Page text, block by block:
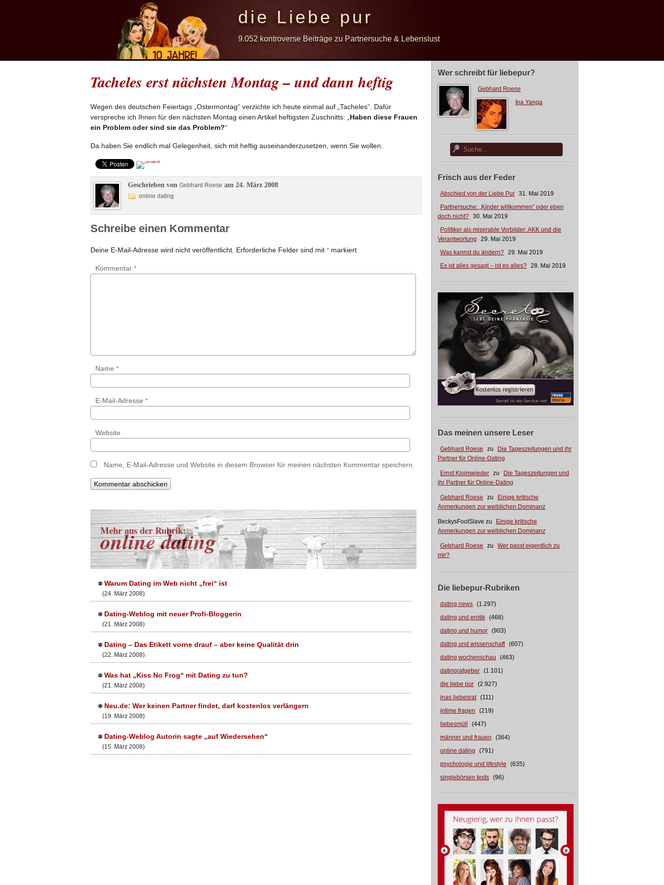
die Liebe pur
9.052 kontroverse Beiträge zu Partnersuche & Lebenslust
Wer schreibt für liebepur?
Gebhard Roese
Ina Yanga
Frisch aus der Feder
Abschied von der Liebe Pur 31. Mai 2019
Partnersuche: „Kinder willkommen“ oder eben
doch nicht? 30. Mai 2019
Politiker als miserable Vorbilder: AKK und die
Verantwortung
29. Mai 2019
Was kannst du ändern? 29. Mai 2019
Es ist alles gesagt – ist es alles? 28. Mai 2019
Das meinen unsere Leser
Gebhard Roese zu
Die Tageszeitungen und ihr
Partner für Online-Dating
Ernst Kloimwieder zu
Die Tageszeitungen und
ihr Partner für Online-Dating
Gebhard Roese zu
Einige kritische
Anmerkungen zur weiblichen Dominanz
BeckysFootSlave zu
Einige kritische
Anmerkungen zur weiblichen Dominanz
Gebhard Roese zu
Wer passt eigentlich zu
mir?
Die liebepur-Rubriken
dating news (1.297)
dating und erotik (468)
dating und humor (903)
dating und wissenschaft (607)
dating wochenschau
(463)
datingratgeber (1.101)
die liebe pur (2.927)
inas liebesrat (111)
intime fragen
(219)
liebesmüll
(447)
männer und frauen
(364)
online dating
(791)
psychologie und lifestyle
(635)
singlebörsen tests (96)
Tacheles erst nächsten Montag – und dann heftig
Wegen des deutschen Feiertags „Ostermontag“ verzichte ich heute einmal auf „Tacheles“. Dafür
verspreche ich Ihnen für den nächsten Montag einen Artikel heftigsten Zuschnitts: „ Haben diese Frauen
ein Problem oder sind sie das Problem?“
Da haben Sie endlich mal Gelegenheit, sich mit heftig auseinanderzusetzen, wenn Sie wollen.
Geschrieben von Gebhard Roese am 24. März 2008
online dating
Schreibe einen Kommentar
Deine E-Mail-Adresse wird nicht veröffentlicht. Erforderliche Felder sind mit * markiert
Kommentar *
Name *
E-Mail-Adresse *
Website
Name, E-Mail-Adresse und Website in diesem Browser für meinen nächsten Kommentar speichern.
Mehr aus der Rubrik:
online dating
✽ Warum Dating im Web nicht „frei“ ist
(24. März 2008)
✽ Dating-Weblog mit neuer Profi-Bloggerin
(21. März 2008)
✽ Dating – Das Etikett vorne drauf – aber keine Qualität drin
(22. März 2008)
✽ Was hat „Kiss No Frog“ mit Dating zu tun?
(21. März 2008)
✽ Neu.de: Wer keinen Partner findet, darf kostenlos verlängern
(19. März 2008)
✽ Dating-Weblog Autorin sagte „auf Wiedersehen“
(15. März 2008)